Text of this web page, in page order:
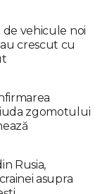
vehicule noi
crescut cu
zgomotului
Rusia,
asupra